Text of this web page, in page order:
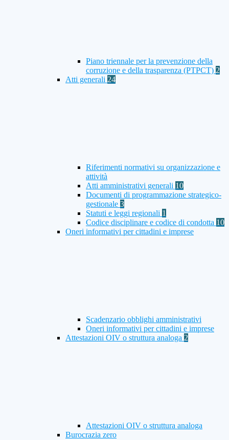
Piano triennale per la prevenzione della
corruzione e della trasparenza (PTPCT) 2
Atti generali 24
Riferimenti normativi su organizzazione e
attività
Atti amministrativi generali 10
Documenti di programmazione strategico-
gestionale 3
Statuti e leggi regionali 1
Codice disciplinare e codice di condotta 10
Oneri informativi per cittadini e imprese
Scadenzario obblighi amministrativi
Oneri informativi per cittadini e imprese
Attestazioni OIV o struttura analoga 2
Attestazioni OIV o struttura analoga
Burocrazia zero